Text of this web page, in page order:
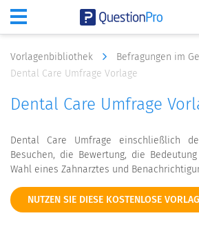
Vorlagenbibliothek
Befragungen im
Dental Care Umfrage Vorlage
Dental Care Umfrage
Dental Care Umfrage einschließlich
Besuchen, die Bewertung, die
Wahl eines Zahnarztes und
NUTZEN SIE DIESE KOSTENLOSE